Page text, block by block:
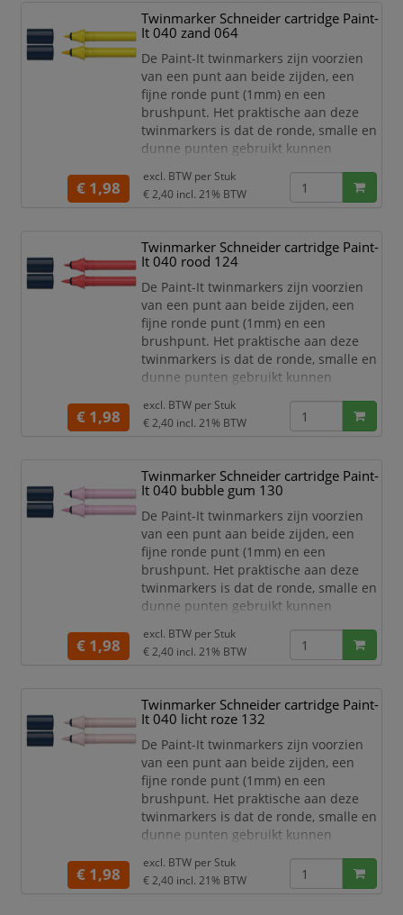
egaal in te kleuren. Zo haal je met de
twinmarkers verschillende functies in
Twinmarker Schneider cartridge Paint-
It 040 zand 064
De Paint-It twinmarkers zijn voorzien
van een punt aan beide zijden, een
fijne ronde punt (1mm) en een
brushpunt. Het praktische aan deze
twinmarkers is dat de ronde, smalle en
dunne punten gebruikt kunnen
dikkere punten gebruikt kunnen
worden om grotere schrijf- en
egaal in te kleuren. Zo haal je met de
twinmarkers verschillende functies in
€ 1,98
excl. BTW per Stuk
€ 2,40 incl. 21% BTW
Twinmarker Schneider cartridge Paint-
It 040 rood 124
De Paint-It twinmarkers zijn voorzien
van een punt aan beide zijden, een
fijne ronde punt (1mm) en een
brushpunt. Het praktische aan deze
twinmarkers is dat de ronde, smalle en
dunne punten gebruikt kunnen
dikkere punten gebruikt kunnen
worden om grotere schrijf- en
egaal in te kleuren. Zo haal je met de
twinmarkers verschillende functies in
huis met één product! De 30 levend
€ 1,98
excl. BTW per Stuk
€ 2,40 incl. 21% BTW
Twinmarker Schneider cartridge Paint-
It 040 bubble gum 130
De Paint-It twinmarkers zijn voorzien
van een punt aan beide zijden, een
fijne ronde punt (1mm) en een
brushpunt. Het praktische aan deze
twinmarkers is dat de ronde, smalle en
dunne punten gebruikt kunnen
dikkere punten gebruikt kunnen
worden om grotere schrijf- en
egaal in te kleuren. Zo haal je met de
twinmarkers verschillende functies in
€ 1,98
excl. BTW per Stuk
€ 2,40 incl. 21% BTW
Twinmarker Schneider cartridge Paint-
It 040 licht roze 132
De Paint-It twinmarkers zijn voorzien
van een punt aan beide zijden, een
fijne ronde punt (1mm) en een
brushpunt. Het praktische aan deze
twinmarkers is dat de ronde, smalle en
dunne punten gebruikt kunnen
dikkere punten gebruikt kunnen
worden om grotere schrijf- en
€ 1,98
excl. BTW per Stuk
€ 2,40 incl. 21% BTW